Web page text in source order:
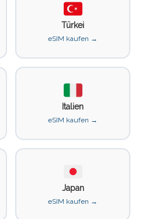
Türkei
eSIM kaufen →
Italien
eSIM kaufen →
Japan
eSIM kaufen →